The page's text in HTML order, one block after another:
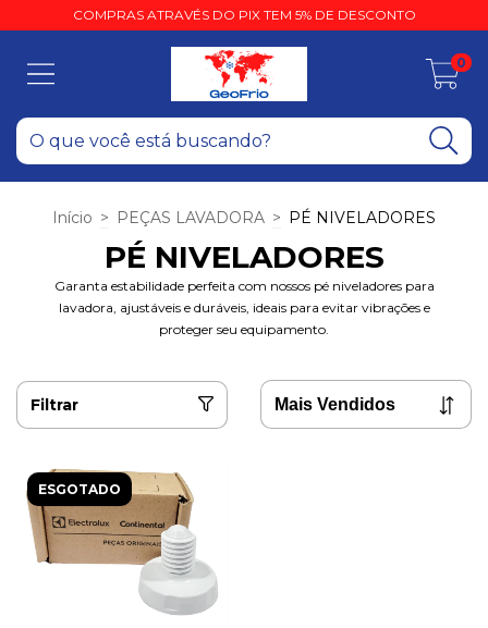
COMPRAS ATRAVÉS DO PIX TEM 5% DE DESCONTO
0
Início > PEÇAS LAVADORA > PÉ NIVELADORES
PÉ NIVELADORES
Garanta estabilidade perfeita com nossos pé niveladores para
lavadora, ajustáveis e duráveis, ideais para evitar vibrações e
proteger seu equipamento.
Filtrar
ESGOTADO